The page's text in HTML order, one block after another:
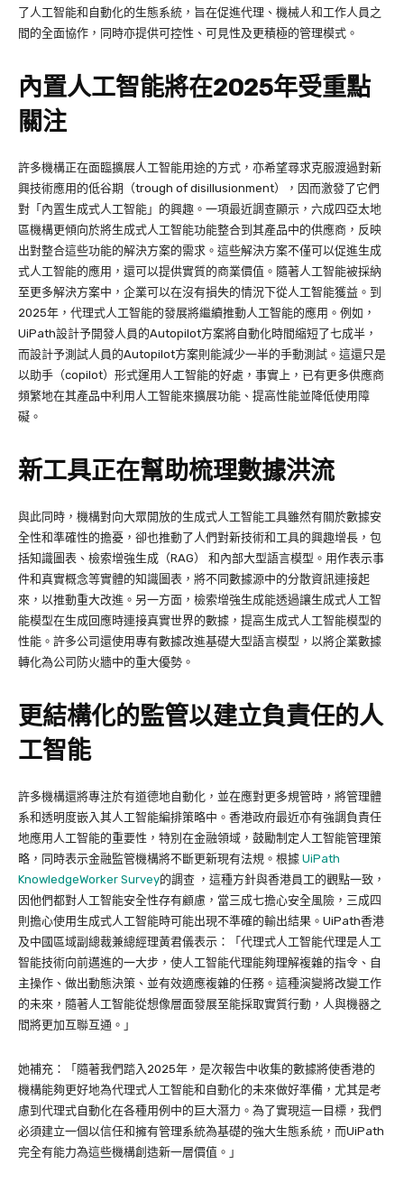
了人工智能和自動化的生態系統，旨在促進代理、機械人和工作人員之
間的全面協作，同時亦提供可控性、可見性及更積極的管理模式。
內置人工智能將在2025年受重點
關注
許多機構正在面臨擴展人工智能用途的方式，亦希望尋求克服渡過對新
興技術應用的低谷期（trough of disillusionment），因而激發了它們
對「內置生成式人工智能」的興趣。一項最近調查顯示，六成四亞太地
區機構更傾向於將生成式人工智能功能整合到其產品中的供應商，反映
出對整合這些功能的解決方案的需求。這些解決方案不僅可以促進生成
式人工智能的應用，還可以提供實質的商業價值。隨著人工智能被採納
至更多解決方案中，企業可以在沒有損失的情況下從人工智能獲益。到
2025年，代理式人工智能的發展將繼續推動人工智能的應用。例如，
UiPath設計予開發人員的Autopilot方案將自動化時間縮短了七成半，
而設計予測試人員的Autopilot方案則能減少一半的手動測試。這還只是
以助手（copilot）形式運用人工智能的好處，事實上，已有更多供應商
頻繁地在其產品中利用人工智能來擴展功能、提高性能並降低使用障
礙。
新工具正在幫助梳理數據洪流
與此同時，機構對向大眾開放的生成式人工智能工具雖然有關於數據安
全性和準確性的擔憂，卻也推動了人們對新技術和工具的興趣增長，包
括知識圖表、檢索增強生成（RAG） 和內部大型語言模型。用作表示事
件和真實概念等實體的知識圖表，將不同數據源中的分散資訊連接起
來，以推動重大改進。另一方面，檢索增強生成能透過讓生成式人工智
能模型在生成回應時連接真實世界的數據，提高生成式人工智能模型的
性能。許多公司還使用專有數據改進基礎大型語言模型，以將企業數據
轉化為公司防火牆中的重大優勢。
更結構化的監管以建立負責任的人
工智能
許多機構還將專注於有道德地自動化，並在應對更多規管時，將管理體
系和透明度嵌入其人工智能編排策略中。香港政府最近亦有強調負責任
地應用人工智能的重要性，特別在金融領域，鼓勵制定人工智能管理策
略，同時表示金融監管機構將不斷更新現有法規。根據 UiPath
KnowledgeWorker Survey的調查 ，這種方針與香港員工的觀點一致，
因他們都對人工智能安全性存有顧慮，當三成七擔心安全風險，三成四
則擔心使用生成式人工智能時可能出現不準確的輸出結果。UiPath香港
及中國區域副總裁兼總經理黃君儀表示：「代理式人工智能代理是人工
智能技術向前邁進的一大步，使人工智能代理能夠理解複雜的指令、自
主操作、做出動態決策、並有效適應複雜的任務。這種演變將改變工作
的未來，隨著人工智能從想像層面發展至能採取實質行動，人與機器之
間將更加互聯互通。」
她補充：「隨著我們踏入2025年，是次報告中收集的數據將使香港的
機構能夠更好地為代理式人工智能和自動化的未來做好準備，尤其是考
慮到代理式自動化在各種用例中的巨大潛力。為了實現這一目標，我們
必須建立一個以信任和擁有管理系統為基礎的強大生態系統，而UiPath
完全有能力為這些機構創造新一層價值。」